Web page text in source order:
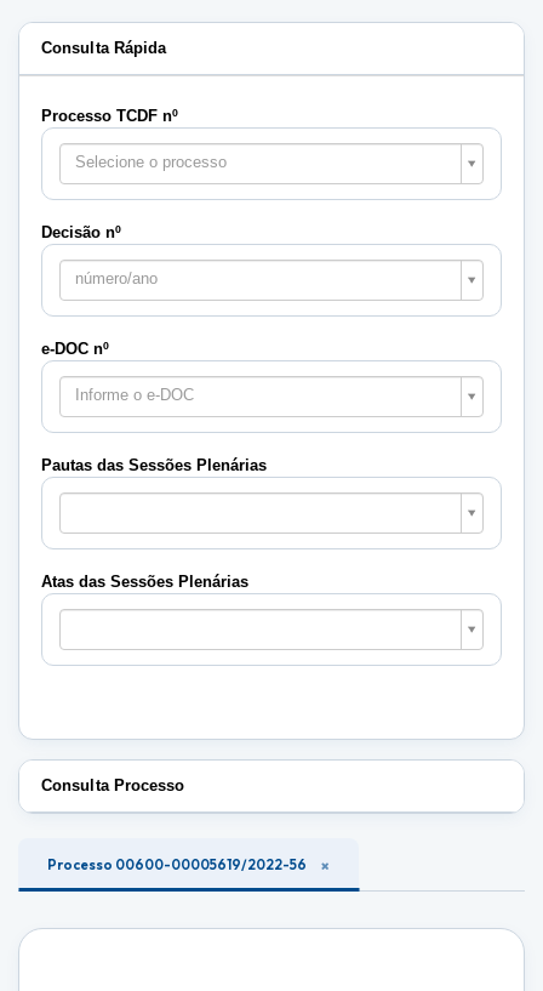
Consulta Rápida
Processo TCDF nº
Selecione o processo
Decisão nº
número/ano
e-DOC nº
Informe o e-DOC
Pautas das Sessões Plenárias
Pautas
Sessões
Plenárias
Atas das Sessões Plenárias
Atas
Sessões
Plenárias
Consulta Processo
Processo 00600-00005619/2022-56